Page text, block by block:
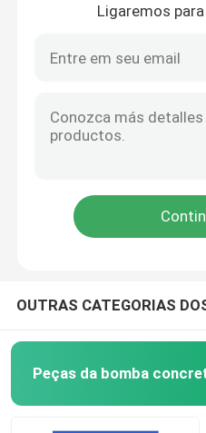
Posicionador de
Ligaremos
OUTRAS CATEGORIAS